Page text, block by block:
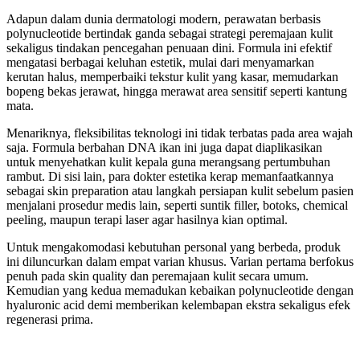
Adapun dalam dunia dermatologi modern, perawatan berbasis
polynucleotide bertindak ganda sebagai strategi peremajaan kulit
sekaligus tindakan pencegahan penuaan dini. Formula ini efektif
mengatasi berbagai keluhan estetik, mulai dari menyamarkan
kerutan halus, memperbaiki tekstur kulit yang kasar, memudarkan
bopeng bekas jerawat, hingga merawat area sensitif seperti kantung
mata.
Menariknya, fleksibilitas teknologi ini tidak terbatas pada area wajah
saja. Formula berbahan DNA ikan ini juga dapat diaplikasikan
untuk menyehatkan kulit kepala guna merangsang pertumbuhan
rambut. Di sisi lain, para dokter estetika kerap memanfaatkannya
sebagai skin preparation atau langkah persiapan kulit sebelum pasien
menjalani prosedur medis lain, seperti suntik filler, botoks, chemical
peeling, maupun terapi laser agar hasilnya kian optimal.
Untuk mengakomodasi kebutuhan personal yang berbeda, produk
ini diluncurkan dalam empat varian khusus. Varian pertama berfokus
penuh pada skin quality dan peremajaan kulit secara umum.
Kemudian yang kedua memadukan kebaikan polynucleotide dengan
hyaluronic acid demi memberikan kelembapan ekstra sekaligus efek
regenerasi prima.